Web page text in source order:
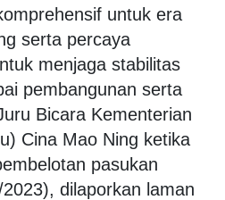
untuk era
serta percaya
menjaga stabilitas
pembangunan serta
Bicara Kementerian
Cina Mao Ning ketika
pasukan
dilaporkan laman